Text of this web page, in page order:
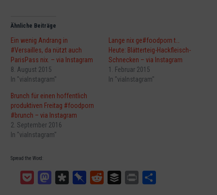
Ähnliche Beiträge
Ein wenig Andrang in
#Versailles, da nützt auch
ParisPass nix. – via Instagram
8. August 2015
In "viaInstagram"
Lange nix ge#foodporn t…
Heute: Blätterteig-Hackfleisch-
Schnecken – via Instagram
1. Februar 2015
In "viaInstagram"
Brunch für einen hoffentlich
produktiven Freitag #foodporn
#brunch – via Instagram
2. September 2016
In "viaInstagram"
Spread the Word:
Pocket MastodonDiasporaPinboardReddit Buffer Print